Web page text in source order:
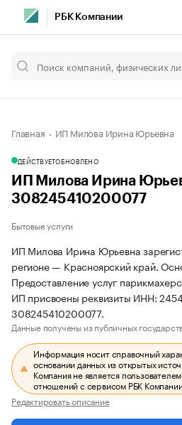
РБК Компании
Главная ИП Милова Ирина Юрьевна
ДЕЙСТВУЕТОБНОВЛЕНО
ИП Милова Ирина
308245410200077
Бытовые услуги
ИП Милова Ирина Юрьевна
регионе — Красноярский край.
Предоставление услуг
ИП присвоены реквизиты ИНН:
308245410200077.
Данные получены из публичных
Информация носит справочный
основании данных из открытых
Компания не является
отношений с сервисом РБК
Редактировать описание